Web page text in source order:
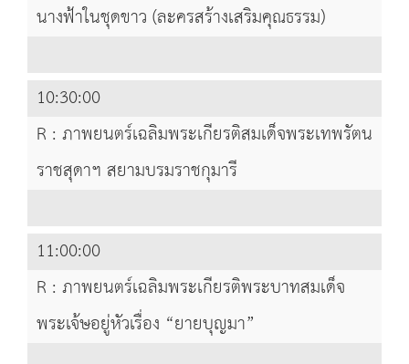
นางฟ้าในชุดขาว (ละครสร้างเสริมคุณธรรม)
10:30:00
R : ภาพยนตร์เฉลิมพระเกียรติสมเด็จพระเทพรัตน
ราชสุดาฯ สยามบรมราชกุมารี
11:00:00
R : ภาพยนตร์เฉลิมพระเกียรติพระบาทสมเด็จ
พระเจ้ษอยู่หัวเรื่อง “ยายบุญมา”